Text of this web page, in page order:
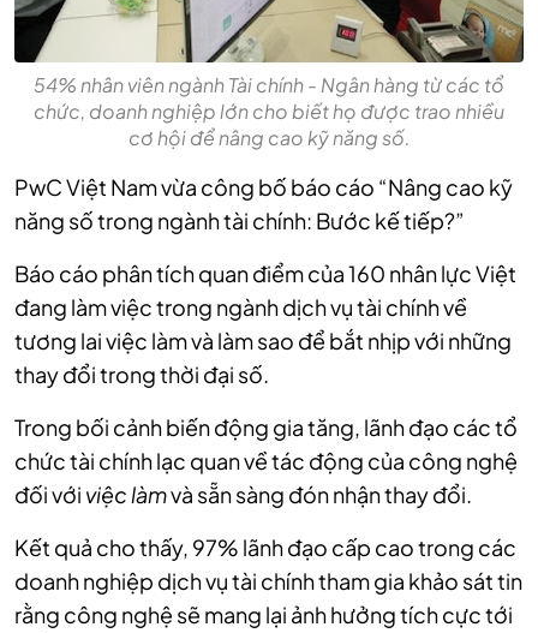
54% nhân viên ngành Tài chính - Ngân hàng từ các tổ
chức, doanh nghiệp lớn cho biết họ được trao nhiều
cơ hội để nâng cao kỹ năng số.
PwC Việt Nam vừa công bố báo cáo “Nâng cao kỹ
năng số trong ngành tài chính: Bước kế tiếp?”
Báo cáo phân tích quan điểm của 160 nhân lực Việt
đang làm việc trong ngành dịch vụ tài chính về
tương lai việc làm và làm sao để bắt nhịp với những
thay đổi trong thời đại số.
Trong bối cảnh biến động gia tăng, lãnh đạo các tổ
chức tài chính lạc quan về tác động của công nghệ
đối với việc làmvà sẵn sàng đón nhận thay đổi.
Kết quả cho thấy, 97% lãnh đạo cấp cao trong các
doanh nghiệp dịch vụ tài chính tham gia khảo sát tin
rằng công nghệ sẽ mang lại ảnh hưởng tích cực tới